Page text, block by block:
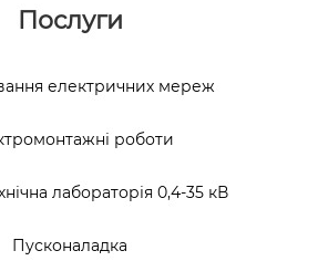
Послуги
електричних мереж
роботи
лабораторія 0,4-35 кВ
Пусконаладка